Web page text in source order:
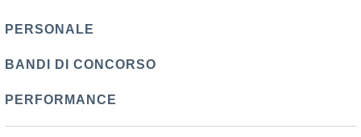
PERSONALE
BANDI DI CONCORSO
PERFORMANCE